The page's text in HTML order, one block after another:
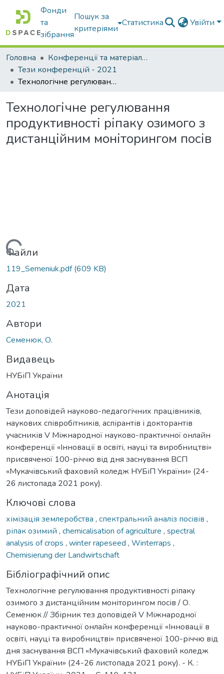
Фонди
та
зібрання
Пошук за
критеріями
Статистика Увійти
Головна
Конференції та матеріали конференцій
Тези конференцій - 2021
Технологічне регулювання продуктивності ріпаку озимого з дистанційним моніторингом посів
Технологічне регулювання
продуктивності ріпаку озимого з
дистанційним моніторингом посів
Вантажиться...
Файли
119_Semeniuk.pdf(609 KB)
Дата
2021
Автори
Семенюк, О.
Видавець
НУБіП України
Анотація
Тези доповідей науково-педагогічних працівників,
наукових співробітників, аспірантів і докторантів
учасників V Міжнародної науково-практичної онлайн
конференції «Інновації в освіті, науці та виробництві»
присвяченої 100-річчю від дня заснування ВСП
«Мукачівський фаховий коледж НУБіП України» (24-
26 листопада 2021 року).
Ключові слова
хімізація землеробства , спектральний аналіз посівів ,
ріпак озимий , chemicalisation of agriculture , spectral
analysis of crops , winter rapeseed , Winterraps ,
Chemisierung der Landwirtschaft
Бібліографічний опис
Технологічне регулювання продуктивності ріпаку
озимого з дистанційним моніторингом посів / О.
Семенюк // Збірник тез доповідей V Міжнародної
науково-практичної онлайн конференції «Інновації в
освіті, науці та виробництві» присвяченої 100-річчю від
дня заснування ВСП «Мукачівський фаховий коледж
НУБіП України» (24-26 листопада 2021 року). - К. :